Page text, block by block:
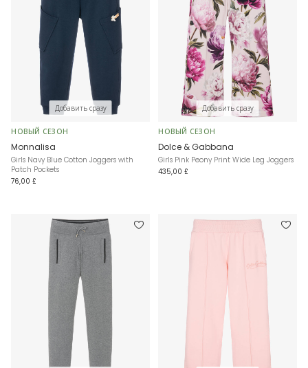
Добавить сразу
НОВЫЙ СЕЗОН
Monnalisa
Girls Navy Blue Cotton Joggers with
Patch Pockets
76,00 £
Добавить сразу
НОВЫЙ СЕЗОН
Dolce & Gabbana
Girls Pink Peony Print Wide Leg Joggers
435,00 £